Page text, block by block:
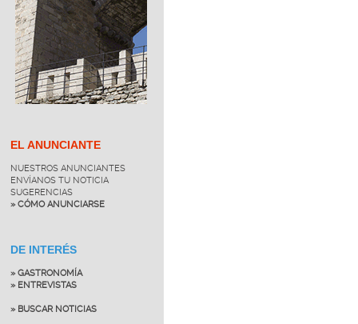
EL ANUNCIANTE
NUESTROS ANUNCIANTES
ENVÍANOS TU NOTICIA
SUGERENCIAS
» CÓMO ANUNCIARSE
DE INTERÉS
» GASTRONOMÍA
» ENTREVISTAS
» BUSCAR NOTICIAS